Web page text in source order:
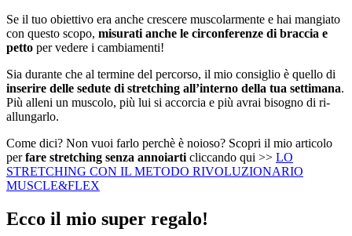
Se il tuo obiettivo era anche crescere muscolarmente e hai mangiato
con questo scopo, misurati anche le circonferenze di braccia e
petto per vedere i cambiamenti!
Sia durante che al termine del percorso, il mio consiglio è quello di
inserire delle sedute di stretching all’interno della tua settimana.
Più alleni un muscolo, più lui si accorcia e più avrai bisogno di ri-
allungarlo.
Come dici? Non vuoi farlo perchè è noioso? Scopri il mio articolo
perfare stretching senza annoiarti cliccando qui >> LO
STRETCHING CON IL METODO RIVOLUZIONARIO
MUSCLE&FLEX
Ecco il mio super regalo!